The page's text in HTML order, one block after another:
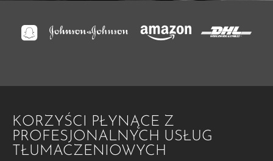
KORZYŚCI PŁYNĄCE Z
PROFESJONALNYCH USŁUG
TŁUMACZENIOWYCH